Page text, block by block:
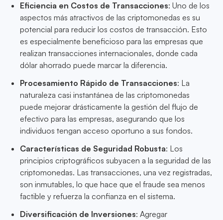
Eficiencia en Costos de Transacciones: Uno de los
aspectos más atractivos de las criptomonedas es su
potencial para reducir los costos de transacción. Esto
es especialmente beneficioso para las empresas que
realizan transacciones internacionales, donde cada
dólar ahorrado puede marcar la diferencia.
Procesamiento Rápido de Transacciones: La
naturaleza casi instantánea de las criptomonedas
puede mejorar drásticamente la gestión del flujo de
efectivo para las empresas, asegurando que los
individuos tengan acceso oportuno a sus fondos.
Características de Seguridad Robusta: Los
principios criptográficos subyacen a la seguridad de las
criptomonedas. Las transacciones, una vez registradas,
son inmutables, lo que hace que el fraude sea menos
factible y refuerza la confianza en el sistema.
Diversificación de Inversiones: Agregar